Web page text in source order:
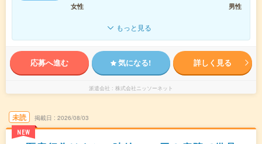
女性
男性
もっと見る
応募へ進む 気になる! 詳しく見る
派遣会社 株式会社ニッソーネット
未読
NEW
掲載日 2026/08/03